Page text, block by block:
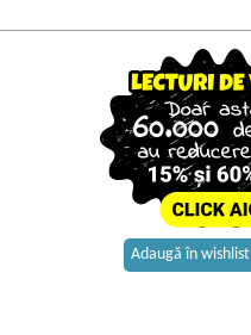
Adaugă în wishlist